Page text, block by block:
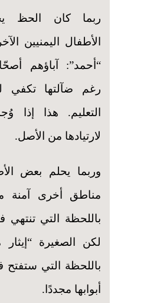
ربما كان الحظ
الأطفال اليمنيين
“أحمد”: آباؤهم
رغم ضآلتها تكفي
التعليم. هذا إذا
لارتيادها من الأصل.
وربما يحلم بعض
مناطق أخرى آمنة
باللحظة التي تنتهي
لكن الصغيرة
باللحظة التي ستفتح
أبوابها مجددًا.